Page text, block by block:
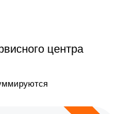
центра